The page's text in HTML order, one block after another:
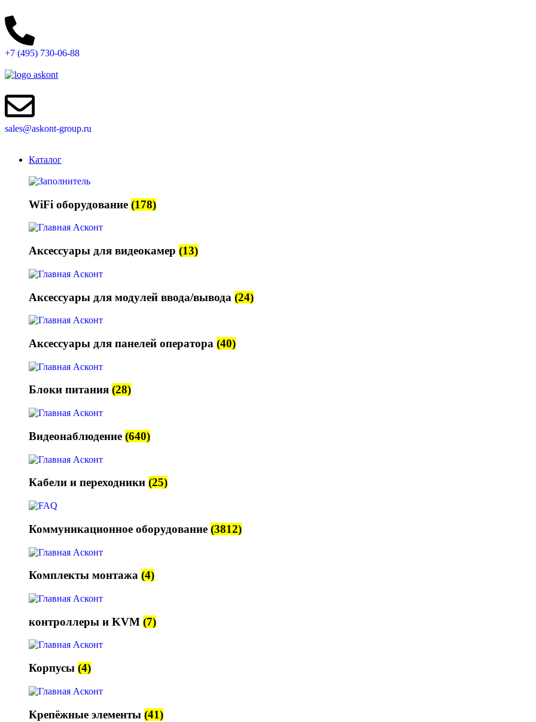
+7 (495) 730-06-88
sales@askont-group.ru
Каталог
WiFi оборудование (178)
Аксессуары для видеокамер (13)
Аксессуары для модулей ввода/вывода (24)
Аксессуары для панелей оператора (40)
Блоки питания (28)
Видеонаблюдение (640)
Кабели и переходники (25)
Коммуникационное оборудование (3812)
Комплекты монтажа (4)
контроллеры и KVM (7)
Корпусы (4)
Крепёжные элементы (41)